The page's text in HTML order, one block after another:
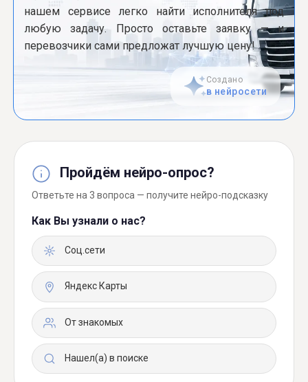
нашем сервисе легко найти исполнителя под
любую задачу. Просто оставьте заявку — и
перевозчики сами предложат лучшую цену!
Создано
в нейросети
Пройдём нейро-опрос?
Ответьте на 3 вопроса — получите нейро-подсказку
Как Вы узнали о нас?
Соц.сети
Яндекс Карты
От знакомых
Нашел(а) в поиске